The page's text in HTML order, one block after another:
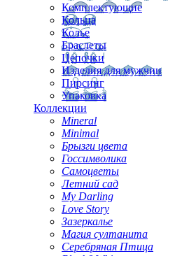
Комплектующие
Кольца
Колье
Браслеты
Цепочки
Изделия для мужчин
Пирсинг
Упаковка
Коллекции
Mineral
Minimal
Брызги цвета
Госсимволика
Самоцветы
Летний сад
My Darling
Love Story
Зазеркалье
Магия султанита
Серебряная Птица